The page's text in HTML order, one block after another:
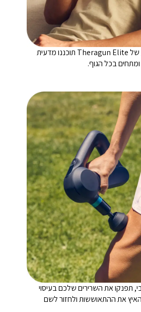
5 התוספות הייחודיות של Theragun Elite תוכננו מדעית
בכל הגוף.
תפנקו את השרירים שלכם בעיסוי
את ההתאוששות ולחזור לשם